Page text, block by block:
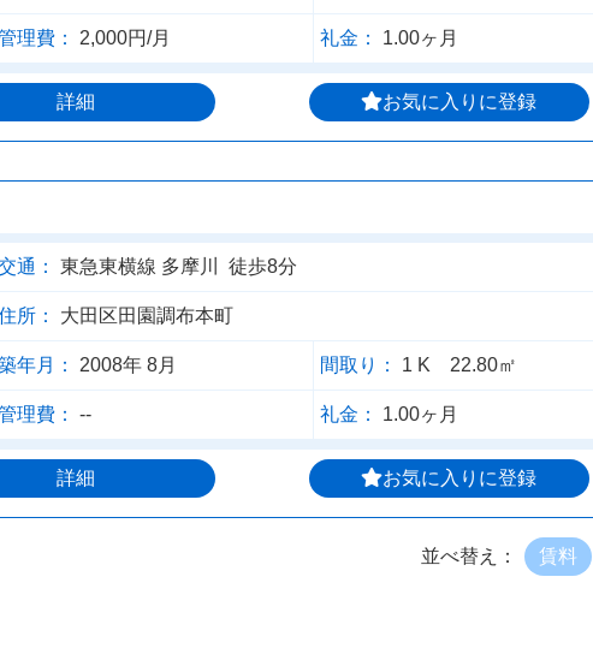
理費： 2,000円/月 礼金： 1.00ヶ月
詳細 お気に入りに登録
通： 東急東横線 多摩川 徒歩8分
所： 大田区田園調布本町
年月： 2008年 8月 間取り： 1 K 22.80㎡
理費： -- 礼金： 1.00ヶ月
詳細 お気に入りに登録
並べ替え： 賃料